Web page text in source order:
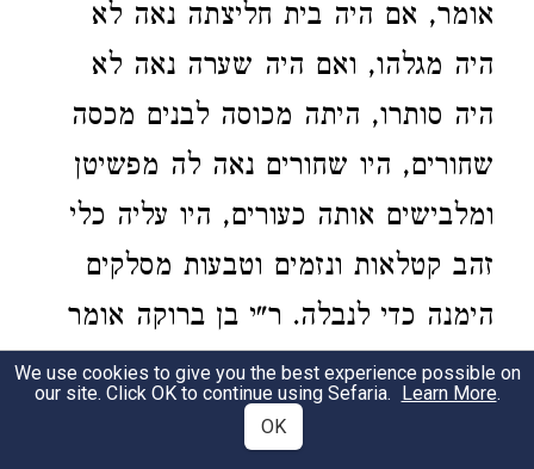
אומר, אם היה בית חליצתה נאה לא
היה מגלהו, ואם היה שערה נאה לא
היה סותרו, היתה מכוסה לבנים מכסה
שחורים, היו שחורים נאה לה מפשיטן
ומלבישים אותה כעורים, היו עליה כלי
זהב קטלאות ונזמים וטבעות מסלקים
הימנה כדי לנבלה. ר"י בן ברוקה אומר
אין מנוולים בנות ישראל יותר ממה
שכתוב בתורה אלא לפני ה' ופרע את
We use cookies to give you the best experience possible on
our site. Click OK to continue using Sefaria. Learn More.
OK